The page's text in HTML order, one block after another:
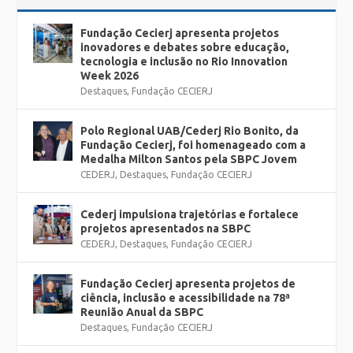
Fundação Cecierj apresenta projetos
inovadores e debates sobre educação,
tecnologia e inclusão no Rio Innovation
Week 2026
Destaques, Fundação CECIERJ
Polo Regional UAB/Cederj Rio Bonito, da
Fundação Cecierj, foi homenageado com a
Medalha Milton Santos pela SBPC Jovem
CEDERJ, Destaques, Fundação CECIERJ
Cederj impulsiona trajetórias e fortalece
projetos apresentados na SBPC
CEDERJ, Destaques, Fundação CECIERJ
Fundação Cecierj apresenta projetos de
ciência, inclusão e acessibilidade na 78ª
Reunião Anual da SBPC
Destaques, Fundação CECIERJ